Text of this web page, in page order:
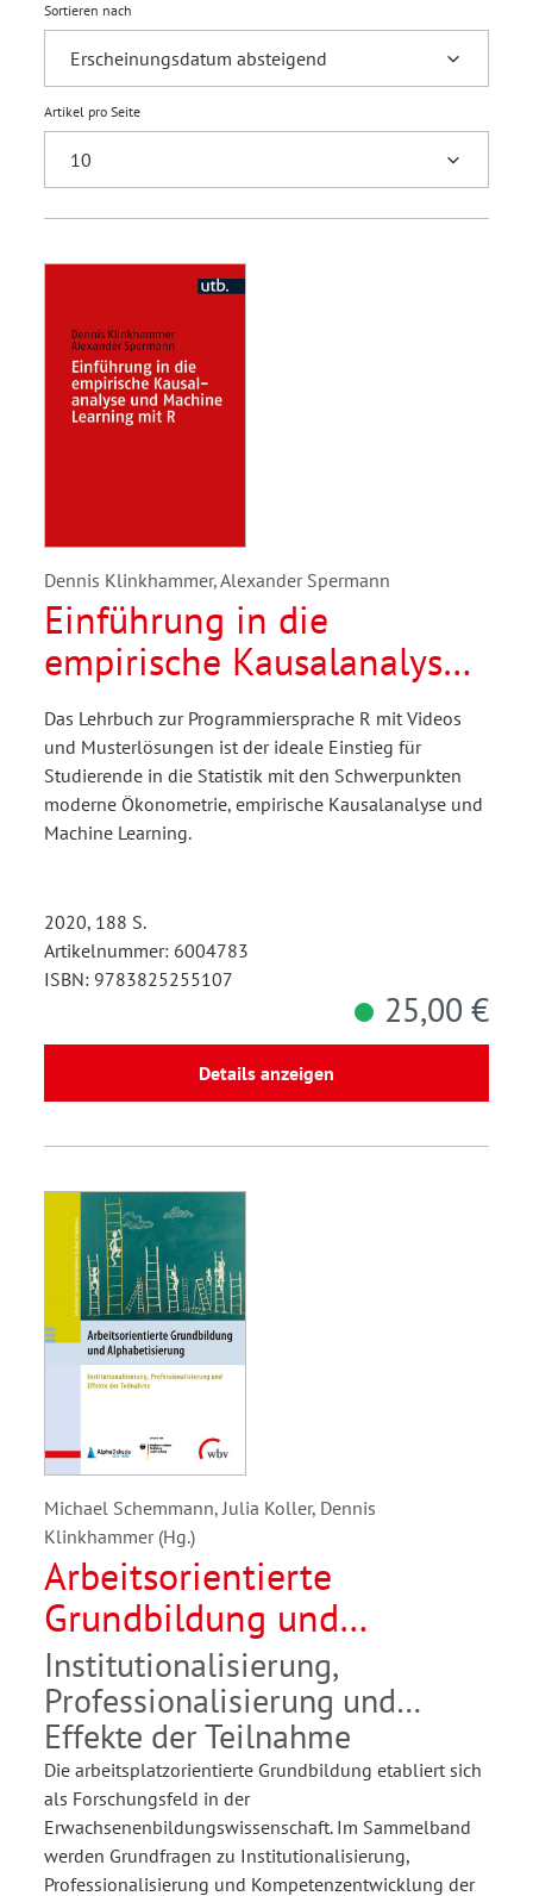
Sortieren nach
Artikel pro Seite
Dennis Klinkhammer, Alexander Spermann
Einführung in die
empirische Kausalanalyse
und Machine Learning mit
R
Das Lehrbuch zur Programmiersprache R mit Videos
und Musterlösungen ist der ideale Einstieg für
Studierende in die Statistik mit den Schwerpunkten
moderne Ökonometrie, empirische Kausalanalyse und
Machine Learning.
2020, 188 S.
Artikelnummer: 6004783
ISBN: 9783825255107
25,00 €
Details anzeigen
Michael Schemmann, Julia Koller, Dennis
Klinkhammer (Hg.)
Arbeitsorientierte
Grundbildung und
Alphabetisierung
Institutionalisierung,
Professionalisierung und
Effekte der Teilnahme
Die arbeitsplatzorientierte Grundbildung etabliert sich
als Forschungsfeld in der
Erwachsenenbildungswissenschaft. Im Sammelband
werden Grundfragen zu Institutionalisierung,
Professionalisierung und Kompetenzentwicklung der